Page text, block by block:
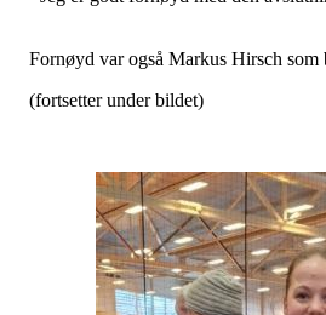
Fornøyd var også Markus Hirsch som
(fortsetter under bildet)